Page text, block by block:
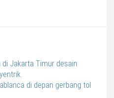
Jakarta Timur desain
di depan gerbang tol